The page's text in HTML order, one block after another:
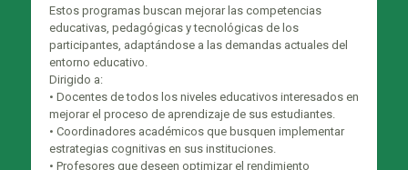
Estos programas buscan mejorar las competencias
educativas, pedagógicas y tecnológicas de los
participantes, adaptándose a las demandas actuales del
entorno educativo.
Dirigido a:
• Docentes de todos los niveles educativos interesados en
mejorar el proceso de aprendizaje de sus estudiantes.
• Coordinadores académicos que busquen implementar
estrategias cognitivas en sus instituciones.
• Profesores que deseen optimizar el rendimiento